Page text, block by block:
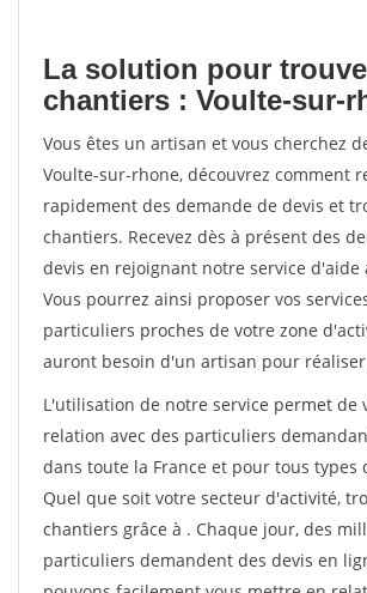
La solution pour
chantiers : Voulte-sur-
Vous êtes un artisan et vous cherchez
Voulte-sur-rhone, découvrez comment
rapidement des demande de devis et
chantiers. Recevez dès à présent des
devis en rejoignant notre service d'aide
Vous pourrez ainsi proposer vos
particuliers proches de votre zone
auront besoin d'un artisan pour
L'utilisation de notre service permet de
relation avec des particuliers
dans toute la France et pour tous types
Quel que soit votre secteur d'activité,
chantiers grâce à . Chaque jour, des
particuliers demandent des devis en